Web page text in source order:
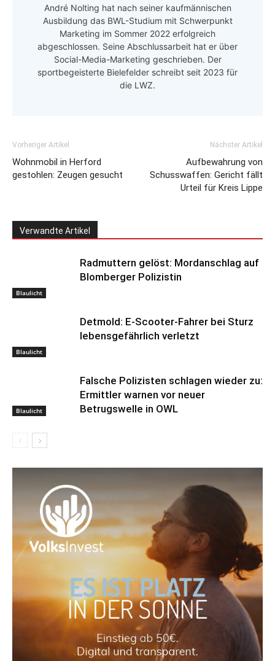
André Nolting hat nach seiner kaufmännischen
Ausbildung das BWL-Studium mit Schwerpunkt
Marketing im Sommer 2022 erfolgreich
abgeschlossen. Seine Abschlussarbeit hat er über
Social-Media-Marketing geschrieben. Der
sportbegeisterte Bielefelder schreibt seit 2023 für
die LWZ.
Vorheriger Artikel
Wohnmobil in Herford
gestohlen: Zeugen gesucht
Nächster Artikel
Aufbewahrung von
Schusswaffen: Gericht fällt
Urteil für Kreis Lippe
Verwandte Artikel
Blaulicht
Radmuttern gelöst: Mordanschlag auf
Blomberger Polizistin
Blaulicht
Detmold: E-Scooter-Fahrer bei Sturz
lebensgefährlich verletzt
Blaulicht
Falsche Polizisten schlagen wieder zu:
Ermittler warnen vor neuer
Betrugswelle in OWL